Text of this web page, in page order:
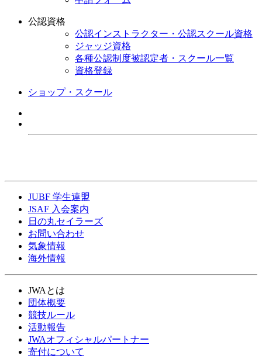
公認資格
公認インストラクター・公認スクール資格
ジャッジ資格
各種公認制度被認定者・スクール一覧
資格登録
ショップ・スクール
JUBF 学生連盟
JSAF 入会案内
日の丸セイラーズ
お問い合わせ
気象情報
海外情報
JWAとは
団体概要
競技ルール
活動報告
JWAオフィシャルパートナー
寄付について